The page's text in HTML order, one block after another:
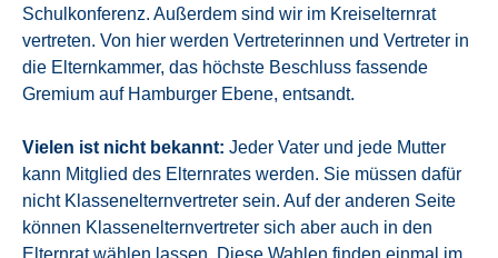
Schulkonferenz. Außerdem sind wir im Kreiselternrat
vertreten. Von hier werden Vertreterinnen und Vertreter in
die Elternkammer, das höchste Beschluss fassende
Gremium auf Hamburger Ebene, entsandt.
Vielen ist nicht bekannt: Jeder Vater und jede Mutter
kann Mitglied des Elternrates werden. Sie müssen dafür
nicht Klassenelternvertreter sein. Auf der anderen Seite
können Klassenelternvertreter sich aber auch in den
Elternrat wählen lassen. Diese Wahlen finden einmal im